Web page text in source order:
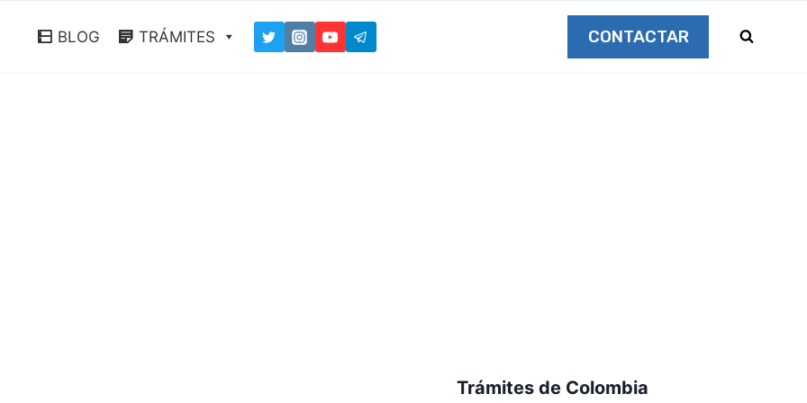
BLOG TRÁMITES CONTACTAR
Trámites de Colombia